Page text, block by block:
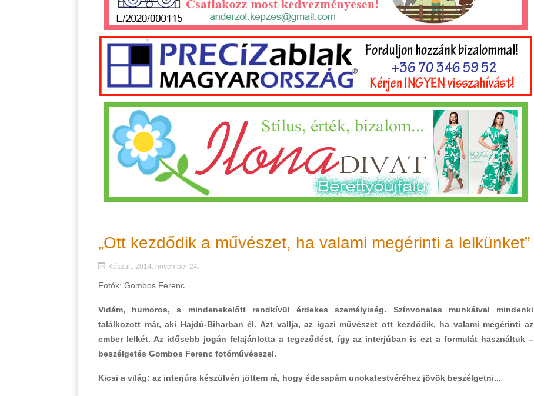
„Ott kezdődik a művészet, ha valami megérinti a lelkünket”
Készült: 2014. november 24.
Fotók: Gombos Ferenc
Vidám, humoros, s mindenekelőtt rendkívül érdekes személyiség. Színvonalas munkáival mindenki
találkozott már, aki Hajdú-Biharban él. Azt vallja, az igazi művészet ott kezdődik, ha valami megérinti az
ember lelkét. Az idősebb jogán felajánlotta a tegeződést, így az interjúban is ezt a formulát használtuk –
beszélgetés Gombos Ferenc fotóművésszel.
Kicsi a világ: az interjúra készülvén jöttem rá, hogy édesapám unokatestvéréhez jövök beszélgetni...